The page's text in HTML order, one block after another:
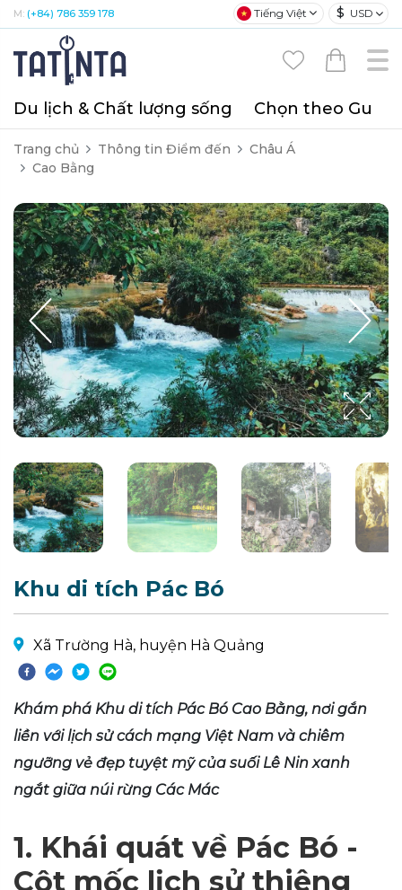
M: (+84) 786 359 178 Tiếng Việt $ USD
Du lịch & Chất lượng sống Chọn theo Gu
Trang chủ Thông tin Điểm đến
Châu Á
Cao Bằng
Khu di tích Pác Bó
Xã Trường Hà, huyện Hà Quảng
Khám phá Khu di tích Pác Bó Cao Bằng, nơi gắn
liền với lịch sử cách mạng Việt Nam và chiêm
ngưỡng vẻ đẹp tuyệt mỹ của suối Lê Nin xanh
ngắt giữa núi rừng Các Mác
1. Khái quát về Pác Bó -
Cột mốc lịch sử thiêng